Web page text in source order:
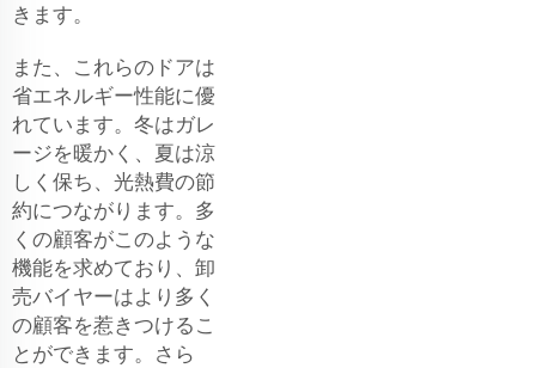
きます。
また、これらのドアは
省エネルギー性能に優
れています。冬はガレ
ージを暖かく、夏は涼
しく保ち、光熱費の節
約につながります。多
くの顧客がこのような
機能を求めており、卸
売バイヤーはより多く
の顧客を惹きつけるこ
とができます。さら